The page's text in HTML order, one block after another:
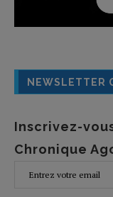
NEWSLETTER
Inscrivez-
Chronique